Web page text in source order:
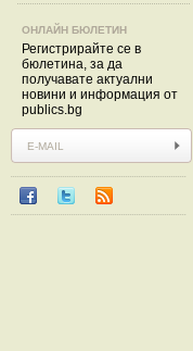
ОНЛАЙН БЮЛЕТИН
Регистрирайте се в
бюлетина, за да
получавате актуални
новини и информация от
publics.bg